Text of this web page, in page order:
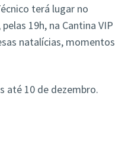
terá lugar no
19h, na Cantina VIP
natalícias, momentos
até 10 de dezembro.